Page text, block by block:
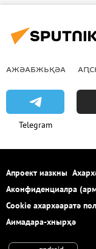
АЖӘАБЖЬҚӘА
Telegram
Апроект иазкны
Аконфиденциалра
Cookie ахархәаратә
Аимадара-хнырҳә